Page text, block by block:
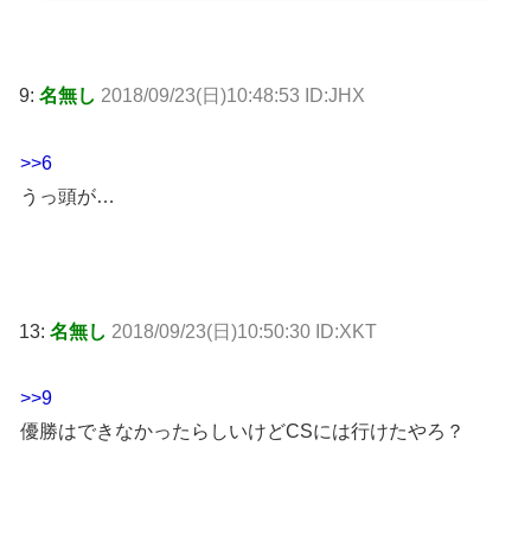
9: 名無し 2018/09/23(日)10:48:53 ID:JHX
>>6
うっ頭が…
13: 名無し 2018/09/23(日)10:50:30 ID:XKT
>>9
優勝はできなかったらしいけどCSには行けたやろ？